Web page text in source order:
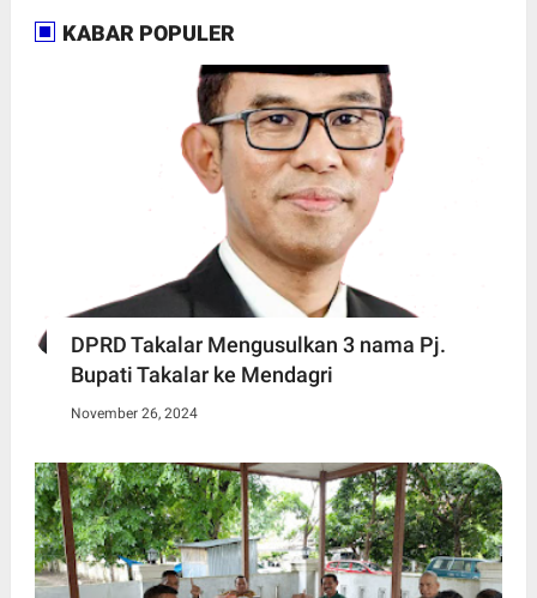
KABAR POPULER
DPRD Takalar Mengusulkan 3 nama Pj.
Bupati Takalar ke Mendagri
November 26, 2024